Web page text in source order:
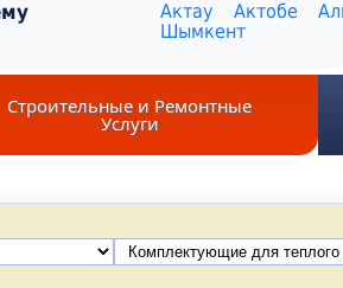
Актау Актобе
Шымкент
Строительные и Ремонтные
Услуги